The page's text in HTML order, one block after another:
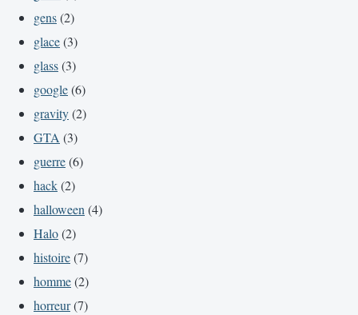
gens(2)
glace(3)
glass(3)
google(6)
gravity(2)
GTA (3)
guerre(6)
hack(2)
halloween (4)
Halo(2)
histoire(7)
homme(2)
horreur(7)